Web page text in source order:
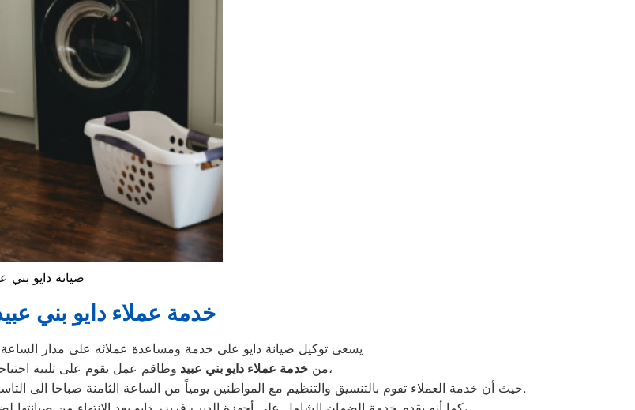
صيانة دايو بني
خدمة عملاء دايو بني
يسعى توكيل صيانة دايو على خدمة ومساعدة عملائه على مدار
من خدمة عملاء دايو بني عبيد
وطاقم عمل يقوم على تلبية احتياجات الزبائن داخل الفروع،
حيث أن خدمة العملاء تقوم بالتنسيق والتنظيم مع المواطنين يومياً من الساعة الثامنة صباحا الىسهلة ومتيسرة على الجميع.